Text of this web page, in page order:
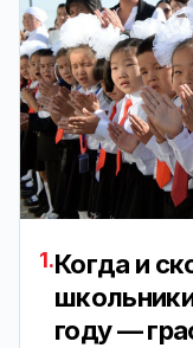
1.Когда и
году —